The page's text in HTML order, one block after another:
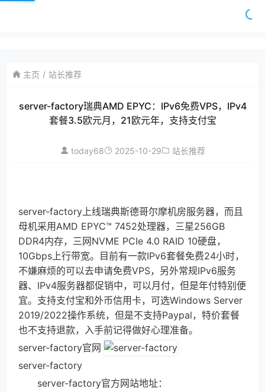
主页 站长推荐
server-factory瑞典AMD EPYC：IPv6免费VPS，IPv4
套餐3.5欧元月，21欧元年，支持支付宝
today68 2025-10-29 站长推荐
server-factory上线瑞典斯德哥尔摩机房服务器，而且
母机采用AMD EPYC™ 7452处理器，三星256GB
DDR4内存，三网NVME PCIe 4.0 RAID 10硬盘，
10Gbps上行带宽。目前有一款IPv6套餐免费24小时，
不嫌麻烦的可以去申请免费VPS，另外常规IPv6服务
器、IPv4服务器都促销中，可以月付，但是年付特别便
宜。支持支付宝和外币信用卡，可选Windows Server
2019/2022操作系统，但是不支持Paypal，特价套餐
也不支持退款，入手前记得做好心理准备。
server-factory官网
server-factory
server-factory官方网站地址：